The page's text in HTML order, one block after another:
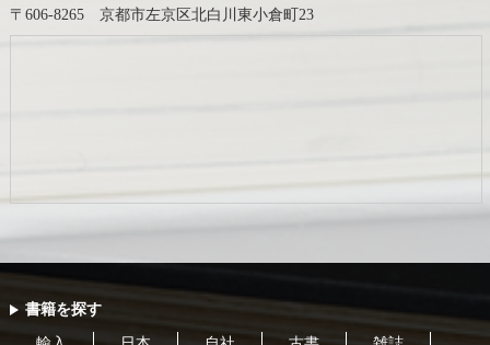
〒606-8265 京都市左京区北白川東小倉町23
書籍を探す